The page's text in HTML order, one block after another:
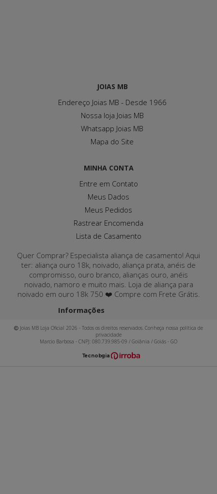
JOIAS MB
Endereço Joias MB - Desde 1966
Nossa loja Joias MB
Whatsapp Joias MB
Mapa do Site
MINHA CONTA
Entre em Contato
Meus Dados
Meus Pedidos
Rastrear Encomenda
Lista de Casamento
Quer Comprar? Especialista aliança de casamento! Aqui
ter: aliança ouro 18k, noivado, aliança prata, anéis de
compromisso, ouro branco, alianças ouro, anéis
noivado, namoro e muito mais. Loja de aliança para
noivado em ouro 18k 750 ❤️ Compre com Frete Grátis.
Informações
Joias MB Loja Oficial 2026 - Todos os direitos reservados. Conheça nossa política de
privacidade
Marcio Barbosa - CNPJ: 080.739.985-09 / Goiânia / Goiás - GO
Tecnologia